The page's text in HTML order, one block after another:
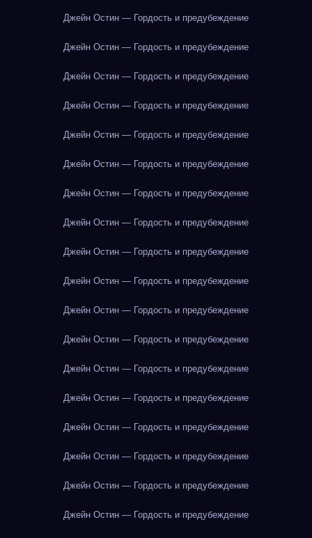
Джейн Остин — Гордость и предубеждение
Джейн Остин — Гордость и предубеждение
Джейн Остин — Гордость и предубеждение
Джейн Остин — Гордость и предубеждение
Джейн Остин — Гордость и предубеждение
Джейн Остин — Гордость и предубеждение
Джейн Остин — Гордость и предубеждение
Джейн Остин — Гордость и предубеждение
Джейн Остин — Гордость и предубеждение
Джейн Остин — Гордость и предубеждение
Джейн Остин — Гордость и предубеждение
Джейн Остин — Гордость и предубеждение
Джейн Остин — Гордость и предубеждение
Джейн Остин — Гордость и предубеждение
Джейн Остин — Гордость и предубеждение
Джейн Остин — Гордость и предубеждение
Джейн Остин — Гордость и предубеждение
Джейн Остин — Гордость и предубеждение